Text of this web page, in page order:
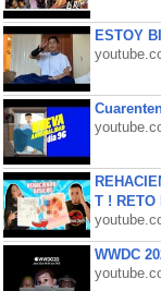
ESTOY
T ! RETO
WWDC